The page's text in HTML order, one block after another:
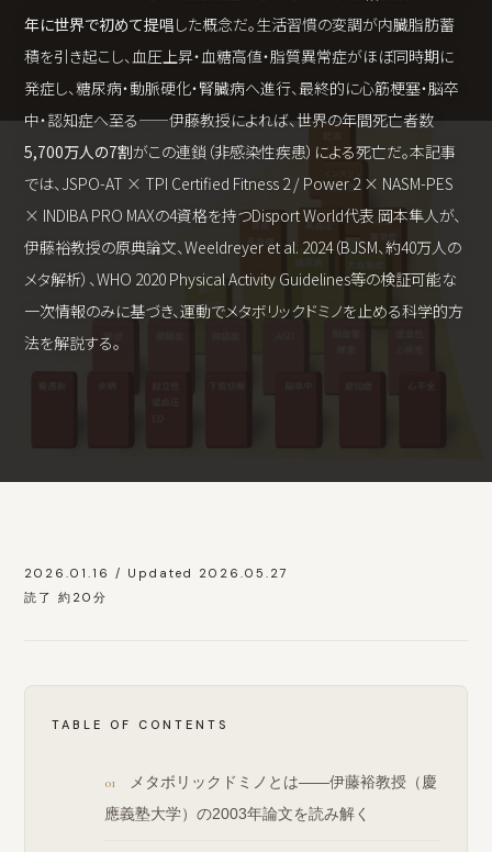
年に世界で初めて提唱した概念だ。生活習慣の変調が内臓脂肪蓄
積を引き起こし、血圧上昇・血糖高値・脂質異常症がほぼ同時期に
発症し、糖尿病・動脈硬化・腎臓病へ進行、最終的に心筋梗塞・脳卒
中・認知症へ至る——伊藤教授によれば、世界の年間死亡者数
5,700万人の7割がこの連鎖（非感染性疾患）による死亡だ。本記事
では、JSPO-AT × TPI Certified Fitness 2 / Power 2 × NASM-PES
× INDIBA PRO MAXの4資格を持つDisport World代表 岡本隼人が、
伊藤裕教授の原典論文、Weeldreyer et al. 2024（BJSM、約40万人の
メタ解析）、WHO 2020 Physical Activity Guidelines等の検証可能な
一次情報のみに基づき、運動でメタボリックドミノを止める科学的方
法を解説する。
2026.01.16 / Updated 2026.05.27
読了 約20分
TABLE OF CONTENTS
メタボリックドミノとは——伊藤裕教授（慶
應義塾大学）の2003年論文を読み解く